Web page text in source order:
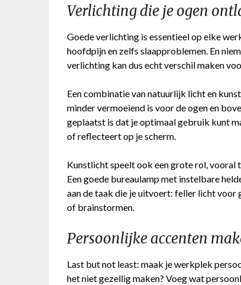
Verlichting die je ogen
Goede verlichting is essentieel op elke
hoofdpijn en zelfs slaapproblemen. En
verlichting kan dus echt verschil maken
Een combinatie van natuurlijk licht en
minder vermoeiend is voor de ogen en
geplaatst is dat je optimaal gebruik kunt
of reflecteert op je scherm.
Kunstlicht speelt ook een grote rol,
Een goede bureaulamp met instelbare
aan de taak die je uitvoert: feller licht voor
of brainstormen.
Persoonlijke accenten
Last but not least: maak je werkplek
het niet gezellig maken? Voeg wat